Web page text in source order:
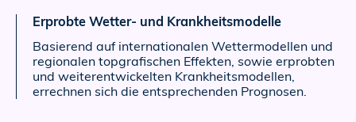
Erprobte Wetter- und Krankheitsmodelle
Basierend auf internationalen Wettermodellen und
regionalen topgrafischen Effekten, sowie erprobten
und weiterentwickelten Krankheitsmodellen,
errechnen sich die entsprechenden Prognosen.